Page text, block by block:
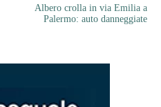
Albero crolla in via Emilia a
Palermo: auto danneggiate